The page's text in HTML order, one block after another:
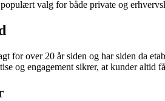
valg for både private og
for over 20 år siden og har siden da
og engagement sikrer, at kunder altid